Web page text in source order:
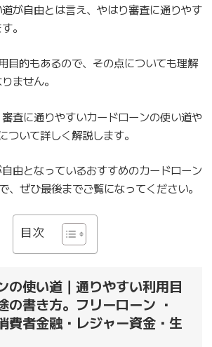
が自由とは言え、やはり審査に通りやす
。
目的もあるので、その点についても理解
ません。
査に通りやすいカードローンの使い道や
ついて詳しく解説します。
由となっているおすすめのカードローン
、ぜひ最後までご覧になってください。
目次
の使い道｜通りやすい利用目
の書き方。フリーローン ・
費者金融・レジャー資金・生